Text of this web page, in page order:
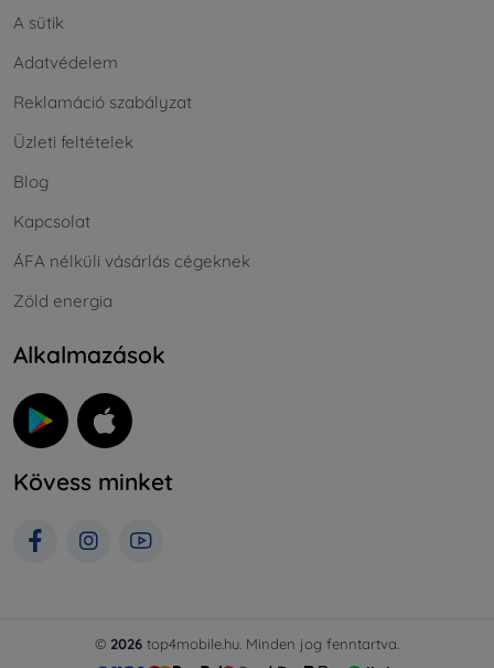
A sütik
Adatvédelem
Reklamáció szabályzat
Üzleti feltételek
Blog
Kapcsolat
ÁFA nélküli vásárlás cégeknek
Zöld energia
Alkalmazások
Kövess minket
© 2026 top4mobile.hu. Minden jog fenntartva.